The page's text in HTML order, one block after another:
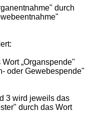
durch
„Organspende"
oder Gewebespende"
3 wird jeweils das
durch das Wort